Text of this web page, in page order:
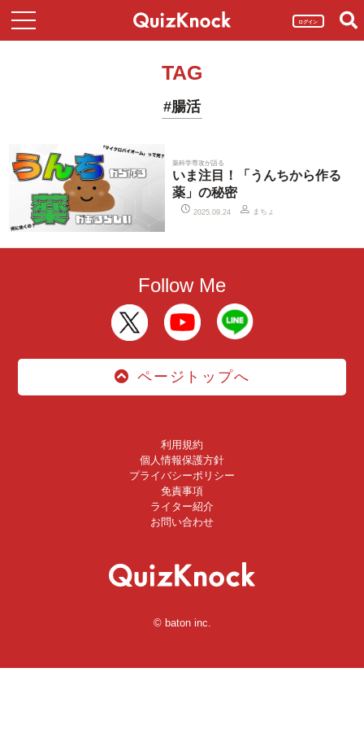
ログイン
TAG
#腸活
薬科学専攻が語る
いま注目！「うんちから作る
薬」の秘密
2025.09.24 まちょ
Follow Me
ページトップへ
利用規約
個人情報保護方針
プライバシーポリシー
免責事項
ライター紹介
お問い合わせ
© baton inc.